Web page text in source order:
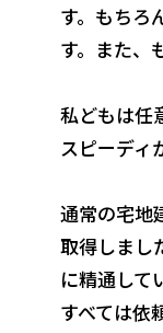
す。もちろ
す。また、
私どもは任
スピーディ
通常の宅地
取得しまし
に精通して
すべては依